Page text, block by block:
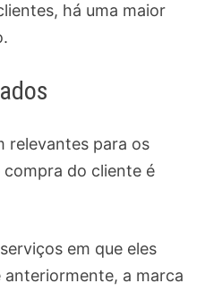
há uma maior
relevantes para os
do cliente é
em que eles
a marca